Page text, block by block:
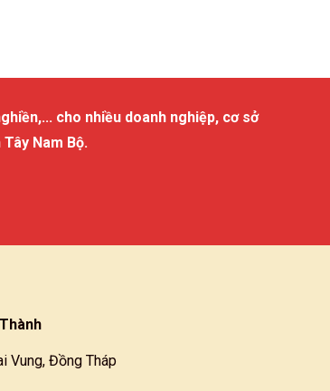
cho nhiều doanh nghiệp, cơ sở
Nam Bộ.
Vung, Đồng Tháp